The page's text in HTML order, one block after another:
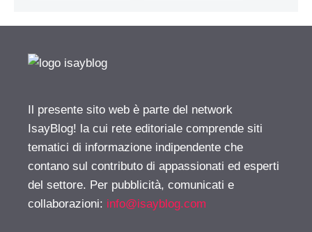
Il presente sito web è parte del network
IsayBlog! la cui rete editoriale comprende siti
tematici di informazione indipendente che
contano sul contributo di appassionati ed esperti
del settore. Per pubblicità, comunicati e
collaborazioni: info@isayblog.com